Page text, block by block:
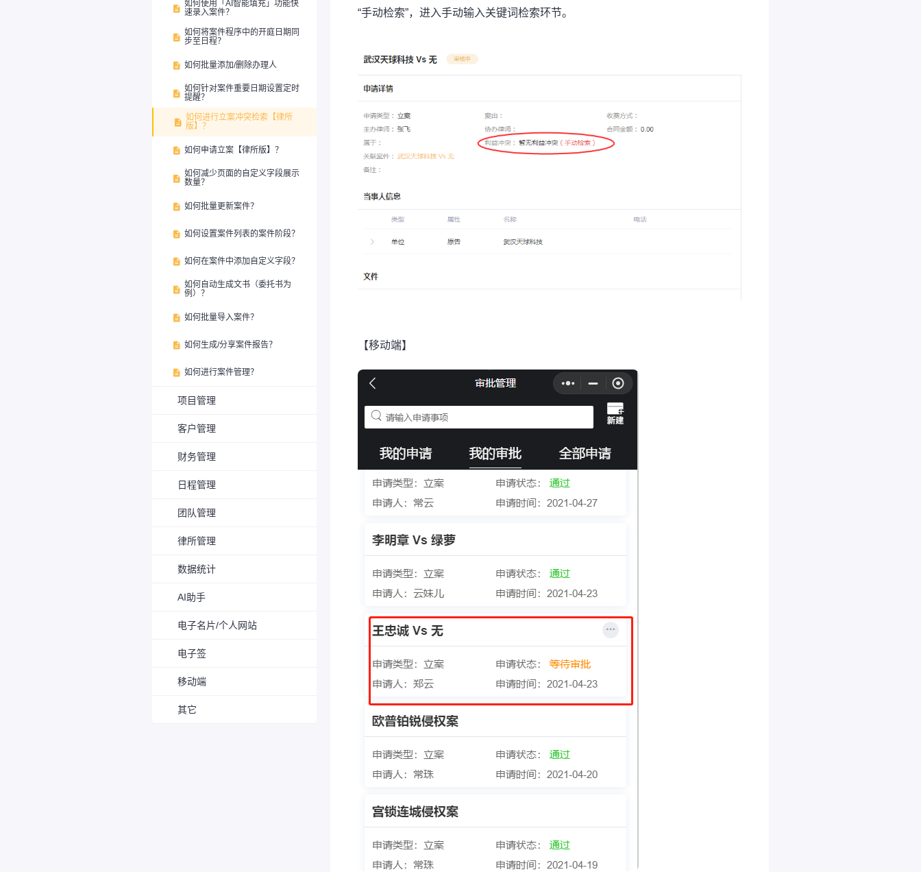
 如何使用「AI智能填充」功能快
速录入案件？
 如何将案件程序中的开庭日期同
步至日程？
 如何批量添加/删除办理人
 如何针对案件重要日期设置定时
提醒？
 如何进行立案冲突检索【律所
版】？
 如何申请立案【律所版】？
 如何减少页面的自定义字段展示
数量？
 如何批量更新案件？
 如何设置案件列表的案件阶段？
 如何在案件中添加自定义字段？
 如何自动生成文书（委托书为
例）？
 如何批量导入案件？
 如何生成/分享案件报告？
 如何进行案件管理？
项目管理
客户管理
财务管理
日程管理
团队管理
律所管理
数据统计
AI助手
电子名片/个人网站
电子签
移动端
其它
“手动检索”，进入手动输入关键词检索环节。
【移动端】